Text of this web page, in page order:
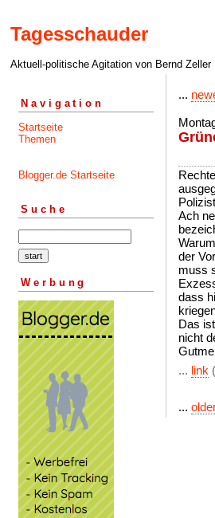
Tagesschauder
Aktuell-politische Agitation von Bernd Zeller
Navigation
Startseite
Themen
Blogger.de Startseite
Suche
Werbung
...
Ach
der
muss
dass
Das
nicht
... link (
...